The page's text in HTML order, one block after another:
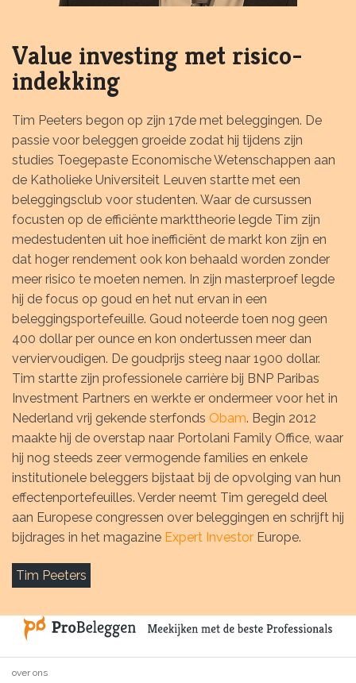
Value investing met risico-
indekking
Tim Peeters begon op zijn 17de met beleggingen. De
passie voor beleggen groeide zodat hij tijdens zijn
studies Toegepaste Economische Wetenschappen aan
de Katholieke Universiteit Leuven startte met een
beleggingsclub voor studenten. Waar de cursussen
focusten op de efficiënte markttheorie legde Tim zijn
medestudenten uit hoe inefficiënt de markt kon zijn en
dat hoger rendement ook kon behaald worden zonder
meer risico te moeten nemen. In zijn masterproef legde
hij de focus op goud en het nut ervan in een
beleggingsportefeuille. Goud noteerde toen nog geen
400 dollar per ounce en kon ondertussen meer dan
verviervoudigen. De goudprijs steeg naar 1900 dollar.
Tim startte zijn professionele carrière bij BNP Paribas
Investment Partners en werkte er ondermeer voor het in
Nederland vrij gekende sterfonds Obam. Begin 2012
maakte hij de overstap naar Portolani Family Office, waar
hij nog steeds zeer vermogende families en enkele
institutionele beleggers bijstaat bij de opvolging van hun
effectenportefeuilles. Verder neemt Tim geregeld deel
aan Europese congressen over beleggingen en schrijft hij
bijdrages in het magazine Expert Investor Europe.
Tim Peeters
over ons